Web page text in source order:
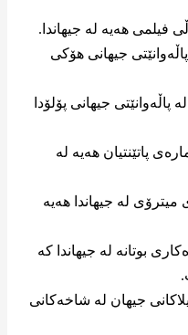
فیلمی هەیە لە جیهاندا.
جیهانی هۆکی
پاڵەوانێتی جیهانی پۆلۆدا
پاتێنتیان هەیە لە
لە جیهاندا هەیە
بوتانە لە جیهاندا کە
گۆریلاکانی جیهان لە شاخەکانی